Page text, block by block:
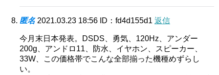
匿名 2021.03.23 18:56 ID：fd4d155d1 返信
今月末日本発表。DSDS、勇気、120Hz、アンダー
200g、アンドロ11、防水、イヤホン、スピーカー、
33W、この価格帯でこんな全部揃った機種めずらし
い。